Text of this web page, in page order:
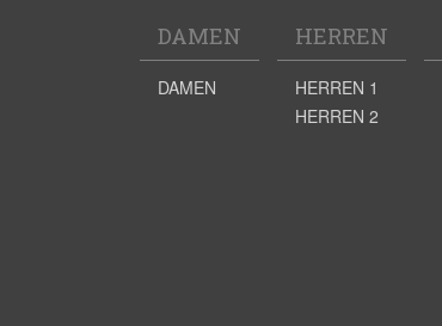
DAMEN
DAMEN
HERREN
HERREN 1
HERREN 2